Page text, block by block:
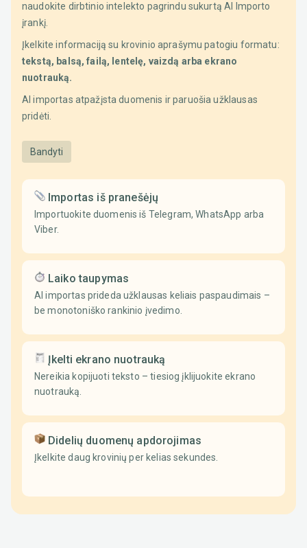
naudokite dirbtinio intelekto pagrindu sukurtą AI Importo
įrankį.
Įkelkite informaciją su krovinio aprašymu patogiu formatu:
tekstą, balsą, failą, lentelę, vaizdą arba ekrano
nuotrauką.
AI importas atpažįsta duomenis ir paruošia užklausas
pridėti.
Bandyti
Importas iš pranešėjų
Importuokite duomenis iš Telegram, WhatsApp arba
Viber.
Laiko taupymas
AI importas prideda užklausas keliais paspaudimais –
be monotoniško rankinio įvedimo.
Įkelti ekrano nuotrauką
Nereikia kopijuoti teksto – tiesiog įklijuokite ekrano
nuotrauką.
Didelių duomenų apdorojimas
Įkelkite daug krovinių per kelias sekundes.